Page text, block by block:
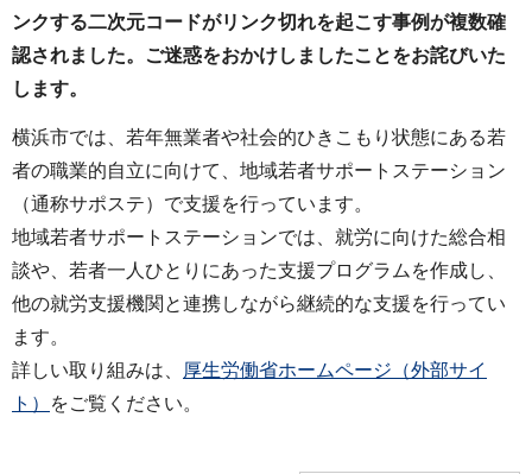
ンクする二次元コードがリンク切れを起こす事例が複数確
認されました。ご迷惑をおかけしましたことをお詫びいた
します。
横浜市では、若年無業者や社会的ひきこもり状態にある若
者の職業的自立に向けて、地域若者サポートステーション
（通称サポステ）で支援を行っています。
地域若者サポートステーションでは、就労に向けた総合相
談や、若者一人ひとりにあった支援プログラムを作成し、
他の就労支援機関と連携しながら継続的な支援を行ってい
ます。
詳しい取り組みは、
厚生労働省ホームページ（外部サイ
ト）
をご覧ください。